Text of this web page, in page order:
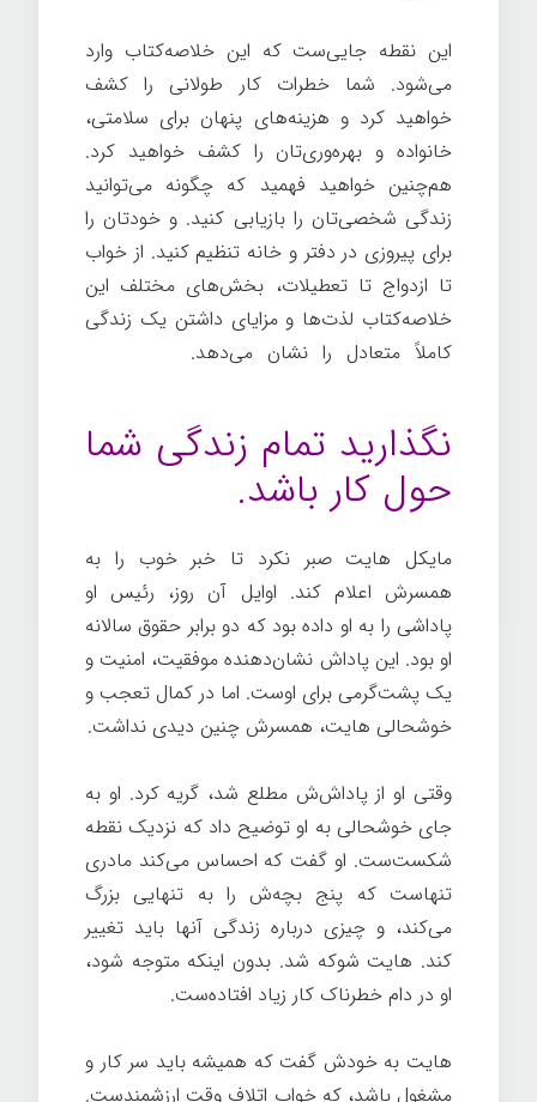
این نقطه جایی‌ست که این خلاصه‌کتاب وارد
می‌شود. شما خطرات کار طولانی را کشف
خواهید کرد و هزینه‌های پنهان برای سلامتی،
خانواده و بهره‌وری‌تان را کشف خواهید کرد.
هم‌چنین خواهید فهمید که چگونه می‌توانید
زندگی شخصی‌تان را بازیابی کنید. و خودتان را
برای پیروزی در دفتر و خانه تنظیم کنید. از خواب
تا ازدواج تا تعطیلات، بخش‌های مختلف این
خلاصه‌کتاب لذت‌ها و مزایای داشتن یک زندگی
کاملاً متعادل را نشان می‌دهد.
نگذارید تمام زندگی شما
حول کار باشد.
مایکل هایت صبر نکرد تا خبر خوب را به
همسرش اعلام کند. اوایل آن روز، رئیس او
پاداشی را به او داده بود که دو برابر حقوق سالانه
او بود. این پاداش نشان‌دهنده موفقیت، امنیت و
یک پشت‌گرمی برای اوست. اما در کمال تعجب و
خوشحالی هایت، همسرش چنین دیدی نداشت.
وقتی او از پاداش‌ش مطلع شد، گریه کرد. او به
جای خوشحالی به او توضیح داد که نزدیک نقطه
شکست‌ست. او گفت که احساس می‌کند مادری
تنهاست که پنج بچه‌ش را به تنهایی بزرگ
می‌کند، و چیزی درباره زندگی آنها باید تغییر
کند. هایت شوکه شد. بدون اینکه متوجه شود،
او در دام خطرناک کار زیاد افتاده‌ست.
هایت به خودش گفت که همیشه باید سر کار و
مشغول باشد، که خواب اتلاف وقت ارزشمندست.